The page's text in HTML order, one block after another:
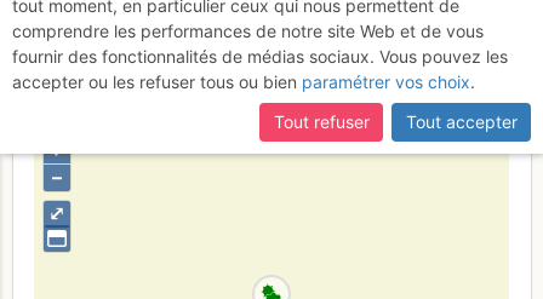
mai 2017
Hérault
⤢
+
–
tout moment, en particulier ceux qui nous permettent de
comprendre les performances de notre site Web et de vous
fournir des fonctionnalités de médias sociaux. Vous pouvez les
accepter ou les refuser tous ou bien paramétrer vos choix.
Tout refuser
Tout accepter